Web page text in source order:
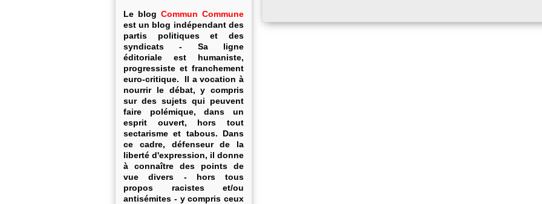
Le blog Commun Commune
est un blog indépendant des
partis politiques et des
syndicats - Sa ligne
éditoriale est humaniste,
progressiste et franchement
euro-critique. Il a vocation à
nourrir le débat, y compris
sur des sujets qui peuvent
faire polémique, dans un
esprit ouvert, hors tout
sectarisme et tabous. Dans
ce cadre, défenseur de la
liberté d'expression, il donne
à connaître des points de
vue divers - hors tous
propos racistes et/ou
antisémites - y compris ceux